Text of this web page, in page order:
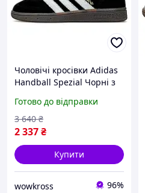
Чоловічі кросівки Adidas
Handball Spezial Чорні з
демісезонні кросівки
Адідас низькі спортивні
Готово до відправки
2 337₴
3 640 ₴
Купити
wowkross 96%